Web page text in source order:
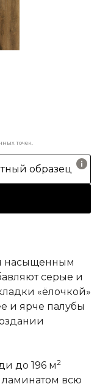
точек.
образец
насыщенным
серые и
«ёлочкой»
и ярче палубы
до 196 м2
всю